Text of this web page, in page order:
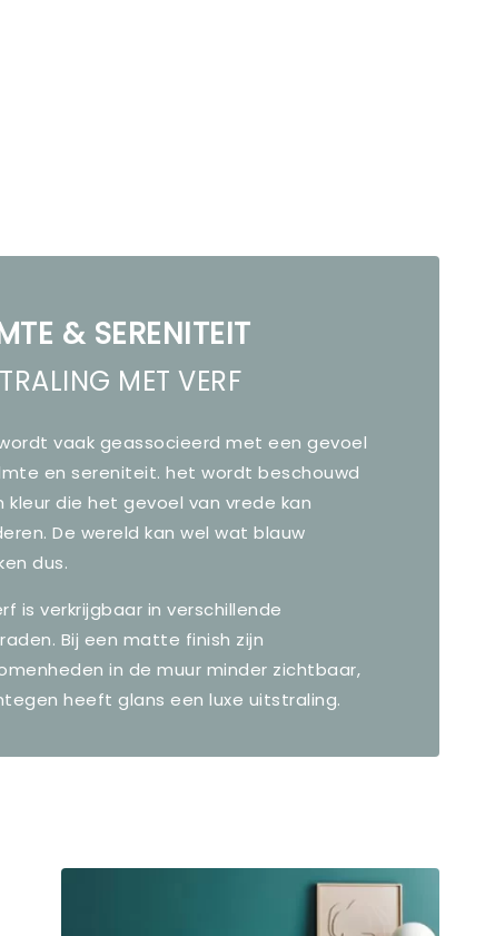
& SERENITEIT
MET VERF
vaak geassocieerd met een gevoel
en sereniteit. het wordt beschouwd
kleur die het gevoel van vrede kan
De wereld kan wel wat blauw
dus.
is verkrijgbaar in verschillende
Bij een matte finish zijn
in de muur minder zichtbaar,
heeft glans een luxe uitstraling.